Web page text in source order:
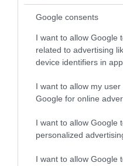
Google consents
I want to allow Google
related to advertising
device identifiers in
I want to allow my
Google for online
I want to allow Google
personalized
I want to allow Google
+30 6944860110
+30 22890 27275
ΧΡΗΣΙΜΑ LINKS